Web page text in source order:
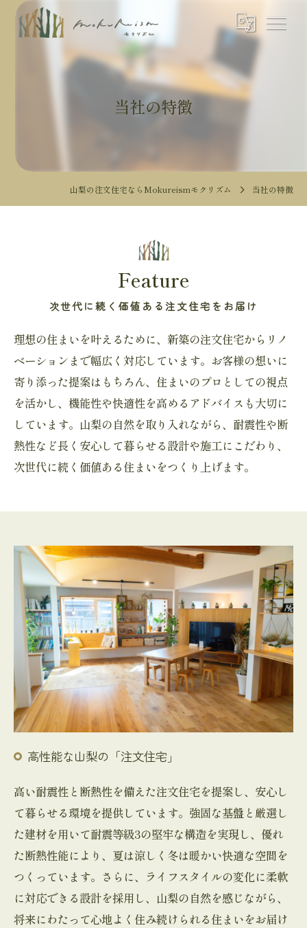
当社の特徴
山梨の注文住宅ならMokureismモクリズム 当社の特徴
次世代に続く価値ある注文住宅をお届け
Feature
理想の住まいを叶えるために、新築の注文住宅からリノ
ベーションまで幅広く対応しています。お客様の想いに
寄り添った提案はもちろん、住まいのプロとしての視点
を活かし、機能性や快適性を高めるアドバイスも大切に
しています。山梨の自然を取り入れながら、耐震性や断
熱性など長く安心して暮らせる設計や施工にこだわり、
次世代に続く価値ある住まいをつくり上げます。
高性能な山梨の「注文住宅」
高い耐震性と断熱性を備えた注文住宅を提案し、安心し
て暮らせる環境を提供しています。強固な基盤と厳選し
た建材を用いて耐震等級3の堅牢な構造を実現し、優れ
た断熱性能により、夏は涼しく冬は暖かい快適な空間を
つくっています。さらに、ライフスタイルの変化に柔軟
に対応できる設計を採用し、山梨の自然を感じながら、
将来にわたって心地よく住み続けられる住まいをお届け